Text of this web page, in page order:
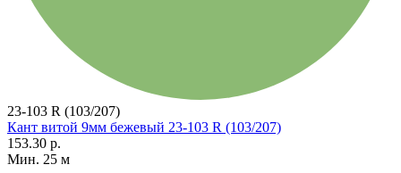
23-103 R (103/207)
Кант витой 9мм бежевый 23-103 R (103/207)
153.30 р.
Мин. 25 м